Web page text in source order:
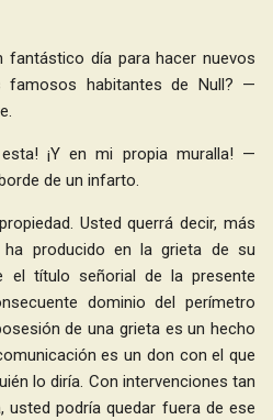
fantástico día para hacer nuevos
famosos habitantes de Null? —
¡Y en mi propia muralla! —
de un infarto.
Usted querrá decir, más
producido en la grieta de su
el título señorial de la presente
dominio del perímetro
de una grieta es un hecho
es un don con el que
lo diría. Con intervenciones tan
podría quedar fuera de ese